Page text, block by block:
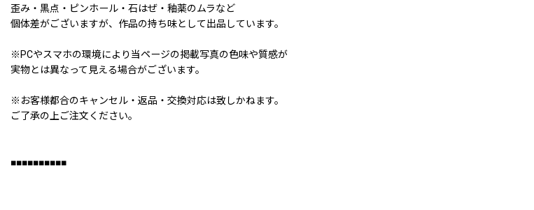
歪み・黒点・ピンホール・石はぜ・釉薬のムラなど
個体差がございますが、作品の持ち味として出品しています。
※PCやスマホの環境により当ページの掲載写真の色味や質感が
実物とは異なって見える場合がございます。
※お客様都合のキャンセル・返品・交換対応は致しかねます。
ご了承の上ご注文ください。
■■■■■■■■■■